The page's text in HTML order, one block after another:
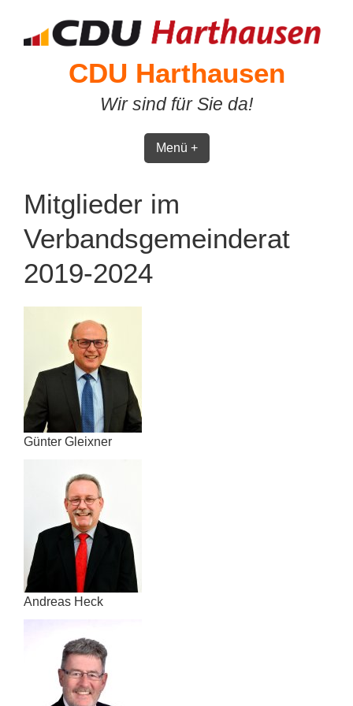
content
CDU Harthausen
Wir sind für Sie da!
Menü +
Mitglieder im
Verbandsgemeinderat
2019-2024
Günter Gleixner
Andreas Heck